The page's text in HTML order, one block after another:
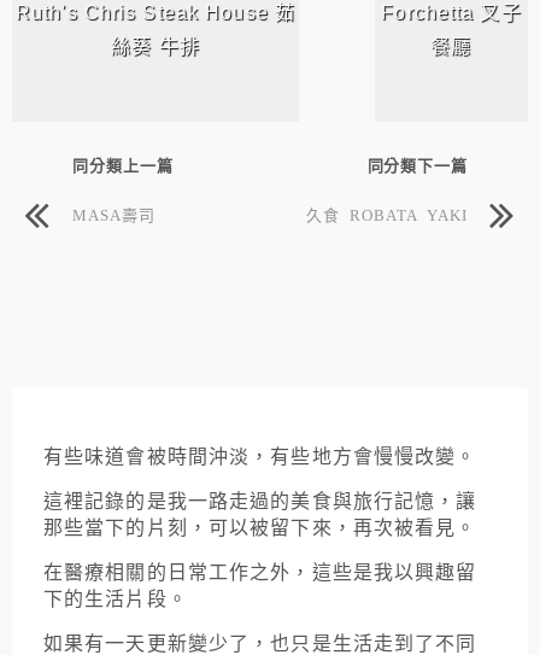
Ruth's Chris Steak House 茹
絲葵 牛排
Forchetta 叉子
餐廳
同分類上一篇
MASA壽司
同分類下一篇
久食 ROBATA YAKI
有些味道會被時間沖淡，有些地方會慢慢改變。
這裡記錄的是我一路走過的美食與旅行記憶，讓
那些當下的片刻，可以被留下來，再次被看見。
在醫療相關的日常工作之外，這些是我以興趣留
下的生活片段。
如果有一天更新變少了，也只是生活走到了不同